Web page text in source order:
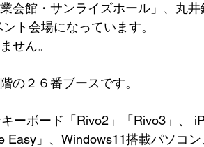
会館・サンライズホール」、丸井
ト会場になっています。
せん。
の２６番ブースです。
ーボード「Rivo2」「Rivo3」、
Easy」、Windows11搭載パソコ